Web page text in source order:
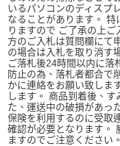
いるパソコンのディスプ
なることがあります。
りますので ご了承の上
方のご入札は質問欄にて
の場合は入札を取り消す
ご落札後24時間以内に落
防止の為、落札者都合で
かに連絡をお願い致しま
します。 商品到着後、
た、運送中の破損があっ
保険を利用するのに受取
確認が必要となります。
ますのでご注意ください